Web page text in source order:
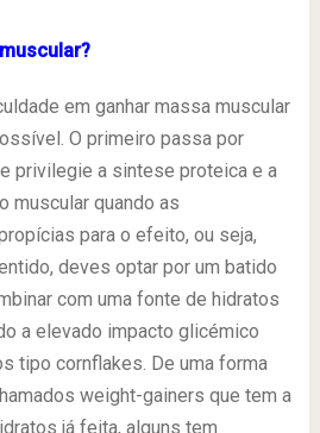
em ganhar massa muscular
O primeiro passa por
privilegie a sintese proteica e a
muscular quando as
para o efeito, ou seja,
deves optar por um batido
com uma fonte de hidratos
a elevado impacto glicémico
tipo cornflakes. De uma forma
weight-gainers que tem a
já feita, alguns tem